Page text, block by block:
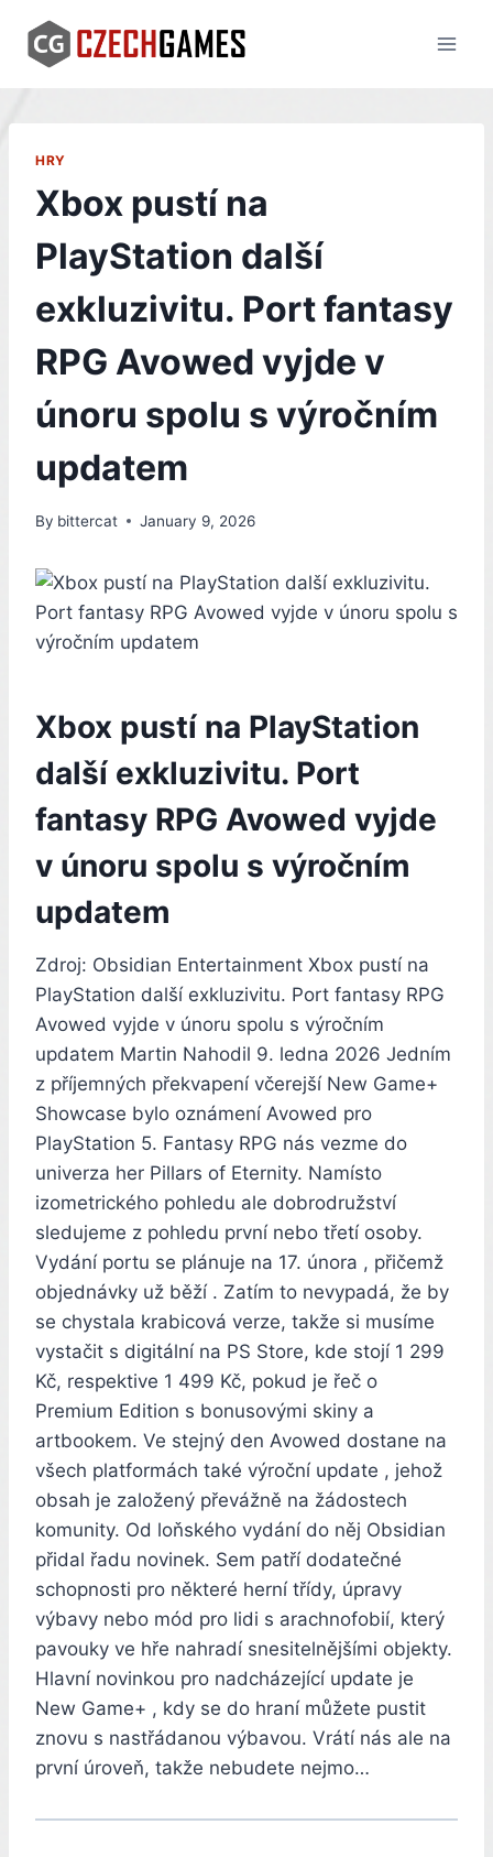
content
HRY
Xbox pustí na
PlayStation další
exkluzivitu. Port fantasy
RPG Avowed vyjde v
únoru spolu s výročním
updatem
By bittercat January 9, 2026
Xbox pustí na PlayStation
další exkluzivitu. Port
fantasy RPG Avowed vyjde
v únoru spolu s výročním
updatem
Zdroj: Obsidian Entertainment Xbox pustí na
PlayStation další exkluzivitu. Port fantasy RPG
Avowed vyjde v únoru spolu s výročním
updatem Martin Nahodil 9. ledna 2026 Jedním
z příjemných překvapení včerejší New Game+
Showcase bylo oznámení Avowed pro
PlayStation 5. Fantasy RPG nás vezme do
univerza her Pillars of Eternity. Namísto
izometrického pohledu ale dobrodružství
sledujeme z pohledu první nebo třetí osoby.
Vydání portu se plánuje na 17. února , přičemž
objednávky už běží . Zatím to nevypadá, že by
se chystala krabicová verze, takže si musíme
vystačit s digitální na PS Store, kde stojí 1 299
Kč, respektive 1 499 Kč, pokud je řeč o
Premium Edition s bonusovými skiny a
artbookem. Ve stejný den Avowed dostane na
všech platformách také výroční update , jehož
obsah je založený převážně na žádostech
komunity. Od loňského vydání do něj Obsidian
přidal řadu novinek. Sem patří dodatečné
schopnosti pro některé herní třídy, úpravy
výbavy nebo mód pro lidi s arachnofobií, který
pavouky ve hře nahradí snesitelnějšími objekty.
Hlavní novinkou pro nadcházející update je
New Game+ , kdy se do hraní můžete pustit
znovu s nastřádanou výbavou. Vrátí nás ale na
první úroveň, takže nebudete nejmo…